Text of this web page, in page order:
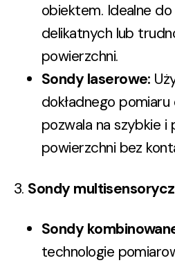
obiektem. Idealne
delikatnych lub
powierzchni.
Sondy laserowe:
dokładnego pomiaru
pozwala na szybkie
powierzchni bez
3. Sondy
Sondy
technologie